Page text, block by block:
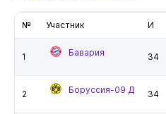
№ Участник И
1 Бавария 34
2 Боруссия-09 Д 34